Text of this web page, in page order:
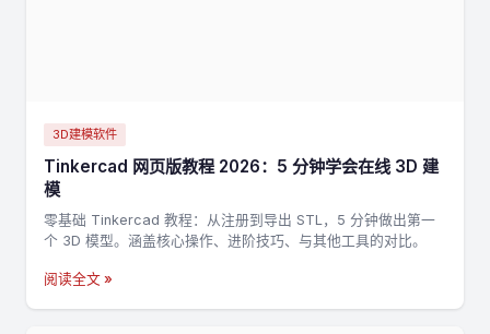
3D建模软件
Tinkercad 网页版教程 2026：5 分钟学会在线 3D 建
模
零基础 Tinkercad 教程：从注册到导出 STL，5 分钟做出第一
个 3D 模型。涵盖核心操作、进阶技巧、与其他工具的对比。
阅读全文 »